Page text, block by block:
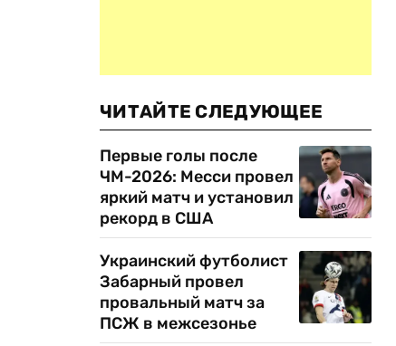
ЧИТАЙТЕ СЛЕДУЮЩЕЕ
Первые голы после
ЧМ-2026: Месси провел
яркий матч и установил
рекорд в США
Украинский футболист
Забарный провел
провальный матч за
ПСЖ в межсезонье